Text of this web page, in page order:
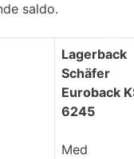
saldo.
Lagerback
Schäfer
Euroback
6245
Med